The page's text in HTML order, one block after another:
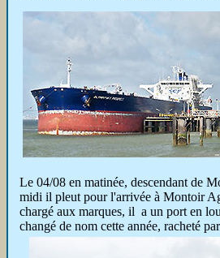
Le 04/08 en matinée, descendant de
midi il pleut pour l'arrivée à Montoir
chargé aux marques, il a un port en
changé de nom cette année, racheté